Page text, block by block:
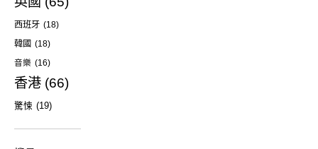
西班牙 (18)
韓國 (18)
音樂 (16)
香港 (66)
驚悚 (19)